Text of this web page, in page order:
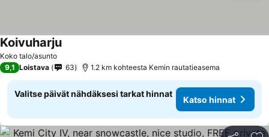
Koko talo/asunto
Koivuharju
9,1 Loistava 63 1.2 km kohteesta Kemin rautatieasema
Valitse päivät nähdäksesi tarkat hinnat
Katso hinnat